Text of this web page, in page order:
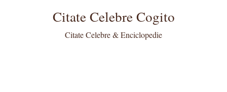
Citate Celebre Cogito
Citate Celebre & Enciclopedie